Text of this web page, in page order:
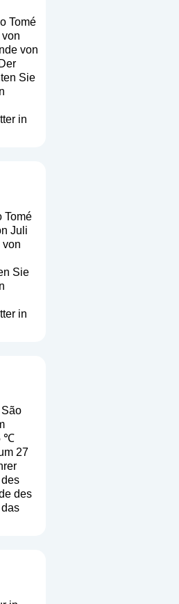
Tomé
von
Sie
in
Tomé
Juli
von
Sie
in
℃
27
des